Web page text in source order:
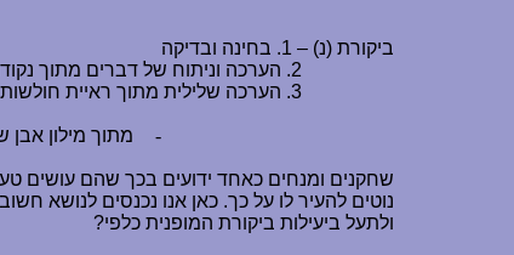
ביקורת (נ) – 1. בחינה ובדיקה
2. הערכה וניתוח של דברים מתוך נקודות ראות שונות.
3. הערכה שלילית מתוך ראיית חולשות ופגמים.
- מתוך מילון אבן
שחקנים ומנחים כאחד ידועים בכך שהם עושים
נוטים להעיר לו על כך. כאן אנו נכנסים לנושא
ולתעל ביעילות ביקורת המופנית כלפי?